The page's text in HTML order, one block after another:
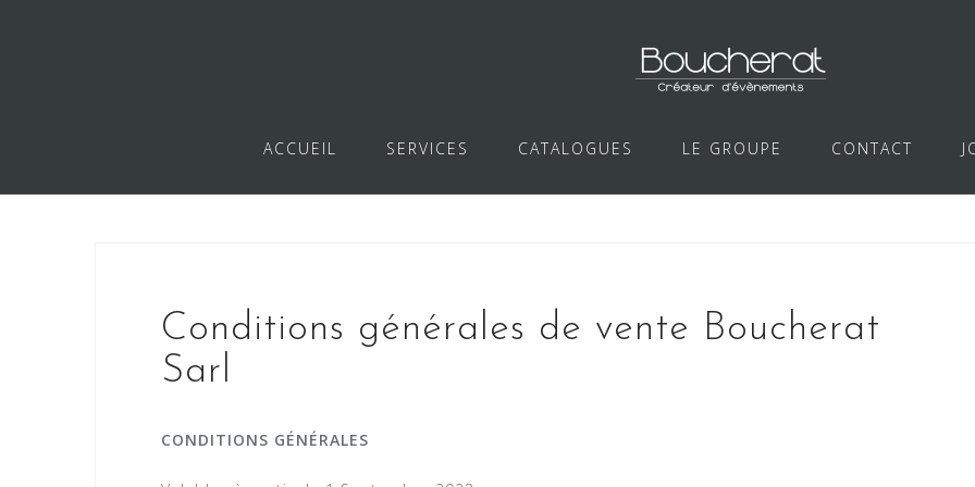
ACCUEIL SERVICES CATALOGUES LE GROUPE CONTACT
Conditions générales de vente Boucherat
Sarl
CONDITIONS GÉNÉRALES